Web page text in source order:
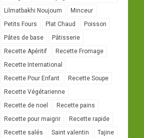
Lilmatbakhi Noujoum
Minceur
Petits Fours
Plat Chaud
Poisson
Pâtes de base
Pâtisserie
Recette Apéritif
Recette Fromage
Recette International
Recette Pour Enfant
Recette Soupe
Recette Végétarienne
Recette de noel
Recette pains
Recette pour maigrir
Recette rapide
Recette salés
Saint valentin
Tajine